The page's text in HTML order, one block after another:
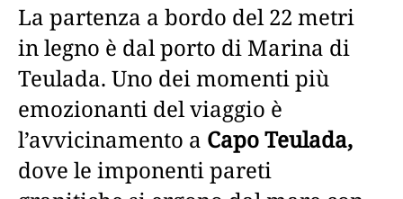
La partenza a bordo del 22 metri
in legno è dal porto di Marina di
Teulada. Uno dei momenti più
emozionanti del viaggio è
l’avvicinamento a Capo Teulada,
dove le imponenti pareti